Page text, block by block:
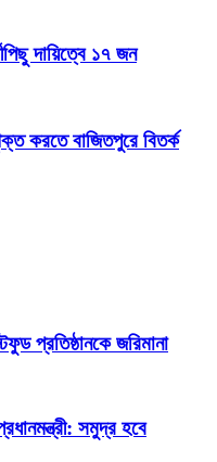
দায়িত্বে ১৭ জন
করতে বাজিতপুরে বিতর্ক
প্রতিষ্ঠানকে জরিমানা
সমুদ্র হবে